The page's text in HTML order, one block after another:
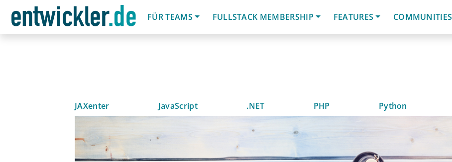
FÜR TEAMS
FULLSTACK MEMBERSHIP FEATURES COMMUNITIES
JAXenter JavaScript .NET PHP Python